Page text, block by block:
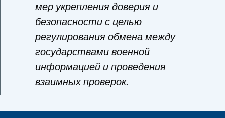
мер укрепления доверия и
безопасности с целью
регулирования обмена между
государствами военной
информацией и проведения
взаимных проверок.